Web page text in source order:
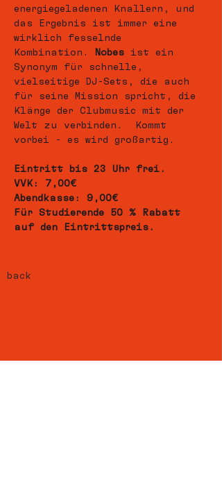
energiegeladenen Knallern, und
das Ergebnis ist immer eine
wirklich fesselnde
Kombination.
Nobes ist ein
Synonym für schnelle,
vielseitige DJ-Sets, die auch
für seine Mission spricht, die
Klänge der Clubmusic mit der
Welt zu verbinden.  Kommt
vorbei - es wird großartig.
Eintritt bis 23 Uhr frei.
VVK: 7,00€
Abendkasse: 9,00€
Für Studierende 50 % Rabatt
auf den Eintrittspreis.
back